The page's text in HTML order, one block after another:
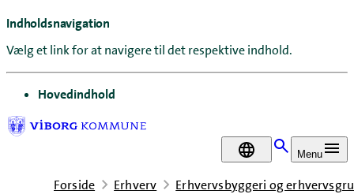
Indholdsnavigation
Vælg et link for at navigere til det respektive indhold.
gå til
Hovedindhold
DA Menu
Forside Erhverv Erhvervsbyggeri og